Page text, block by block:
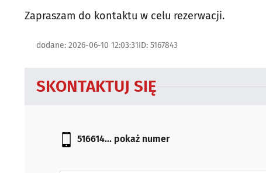
Zapraszam do kontaktu w celu rezerwacji.
dodane: 2026-06-10 12:03:31ID: 5167843
SKONTAKTUJ SIĘ
516614... pokaż numer